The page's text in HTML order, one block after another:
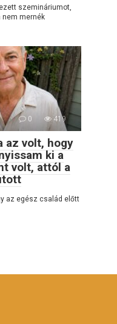
szemináriumot,
nem mernék
0 419
az volt, hogy
ki a
volt, attól a
az egész család előtt